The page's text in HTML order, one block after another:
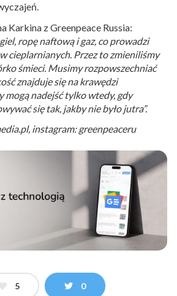
Karkina z Greenpeace Russia:
ropę naftową i gaz, co prowadzi
cieplarnianych. Przez to zmieniliśmy
śmieci. Musimy rozpowszechniać
znajduje się na krawędzi
mogą nadejść tylko wtedy, gdy
się tak, jakby nie było jutra”.
instagram: greenpeaceru
5 0